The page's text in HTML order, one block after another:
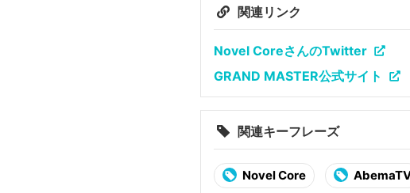
関連リンク
Novel CoreさんのTwitter
GRAND MASTER公式サイト
関連キーフレーズ
Novel Core